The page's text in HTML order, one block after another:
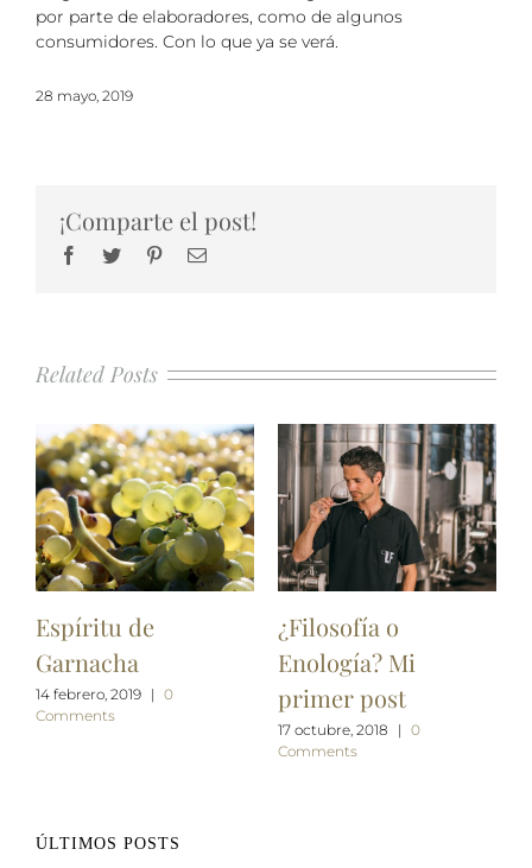
por parte de elaboradores, como de algunos
consumidores. Con lo que ya se verá.
28 mayo, 2019
¡Comparte el post!
Facebook
Twitter PinterestEmail
Related Posts
Espíritu de
Garnacha
14 febrero, 2019 | 0
Comments
¿Filosofía o
Enología? Mi
primer post
17 octubre, 2018 | 0
Comments
ÚLTIMOS POSTS